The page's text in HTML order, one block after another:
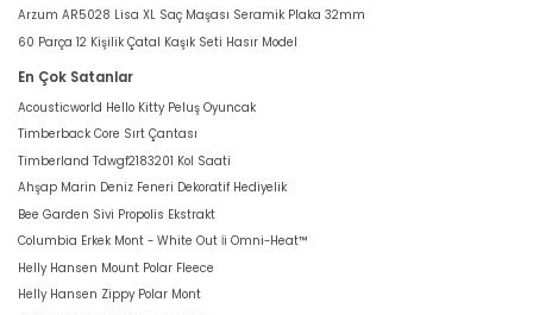
Arzum AR5028 Lisa XL Saç Maşası Seramik Plaka 32mm
60 Parça 12 Kişilik Çatal Kaşık Seti Hasır Model
En Çok Satanlar
Acousticworld Hello Kitty Peluş Oyuncak
Timberback Core Sırt Çantası
Timberland Tdwgf2183201 Kol Saati
Ahşap Marin Deniz Feneri Dekoratif Hediyelik
Bee Garden Sivi Propolis Ekstrakt
Columbia Erkek Mont - White Out İi Omni-Heat™
Helly Hansen Mount Polar Fleece
Helly Hansen Zippy Polar Mont